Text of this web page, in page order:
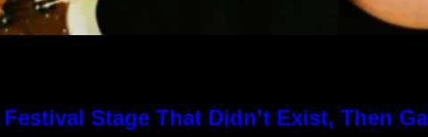
Stage That Didn’t Exist, Then